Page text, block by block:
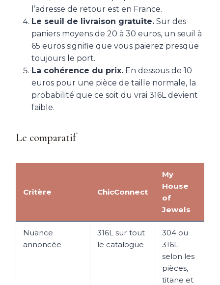
l’adresse de retour est en France.
Le seuil de livraison gratuite. Sur des
paniers moyens de 20 à 30 euros, un seuil à
65 euros signifie que vous paierez presque
toujours le port.
La cohérence du prix. En dessous de 10
euros pour une pièce de taille normale, la
probabilité que ce soit du vrai 316L devient
faible.
Le comparatif
Critère ChicConnect
My
House
of
Jewels
Nuance
annoncée
316L sur tout
le catalogue
304 ou
316L
selon les
pièces,
titane et